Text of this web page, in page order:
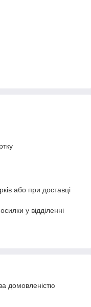
або при доставці
у відділенні
домовленістю